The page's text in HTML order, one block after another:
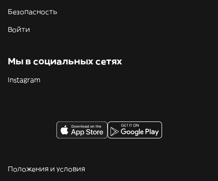
Безопасность
Войти
Мы в социальных сетях
Instagram
Положения и условия